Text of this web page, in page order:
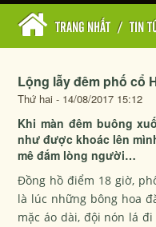
TRANG NHẤT / TIN
Lộng lẫy đêm phố cổ
Thứ hai - 14/08/2017 15:12
Khi màn đêm buông
như được khoác lên
mê đắm lòng người…
Đồng hồ điểm 18 giờ,
là lúc những bông hoa
mặc áo dài, đội nón lá